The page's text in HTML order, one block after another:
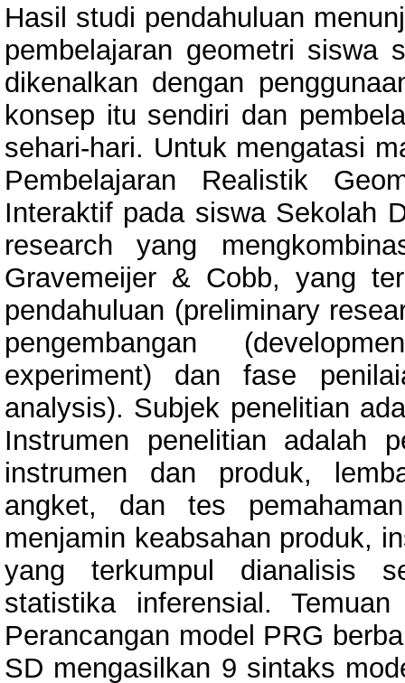
Hasil studi pendahuluan
pembelajaran geometri siswa
dikenalkan dengan
konsep itu sendiri dan
sehari-hari. Untuk mengatasi
Pembelajaran Realistik
Interaktif pada siswa Sekolah
research yang
Gravemeijer & Cobb, yang
pendahuluan (preliminary
pengembangan
experiment) dan fase
analysis). Subjek penelitian
Instrumen penelitian adalah
instrumen dan produk,
angket, dan tes
menjamin keabsahan produk,
yang terkumpul dianalisis
statistika inferensial.
Perancangan model PRG
SD mengasilkan 9 sintaks